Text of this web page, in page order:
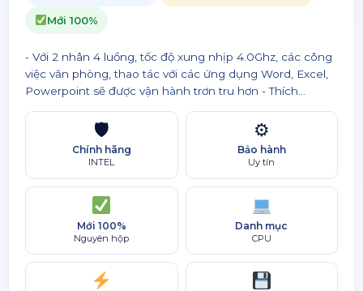
Mới 100%
- Với 2 nhân 4 luồng, tốc độ xung nhịp 4.0Ghz, các công
việc văn phòng, thao tác với các ứng dụng Word, Excel,
Powerpoint sẽ được vận hành trơn tru hơn - Thích...
🛡
Chính hãng
INTEL
⚙
Bảo hành
Uy tín
Mới 100%
Nguyên hộp
Danh mục
CPU